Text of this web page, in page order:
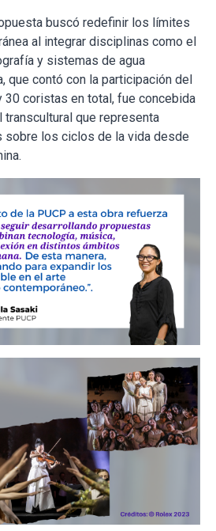
buscó redefinir los límites
al integrar disciplinas como el
y sistemas de agua
que contó con la participación del
30 coristas en total, fue concebida
transcultural que representa
los ciclos de la vida desde